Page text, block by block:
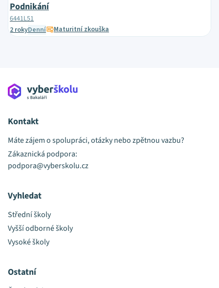
Podnikání
6441L51
2 rokyDenní Maturitní zkouška
Kontakt
Máte zájem o spolupráci, otázky nebo zpětnou vazbu?
Zákaznická podpora:
podpora@vyberskolu.cz
Vyhledat
Střední školy
Vyšší odborné školy
Vysoké školy
Ostatní